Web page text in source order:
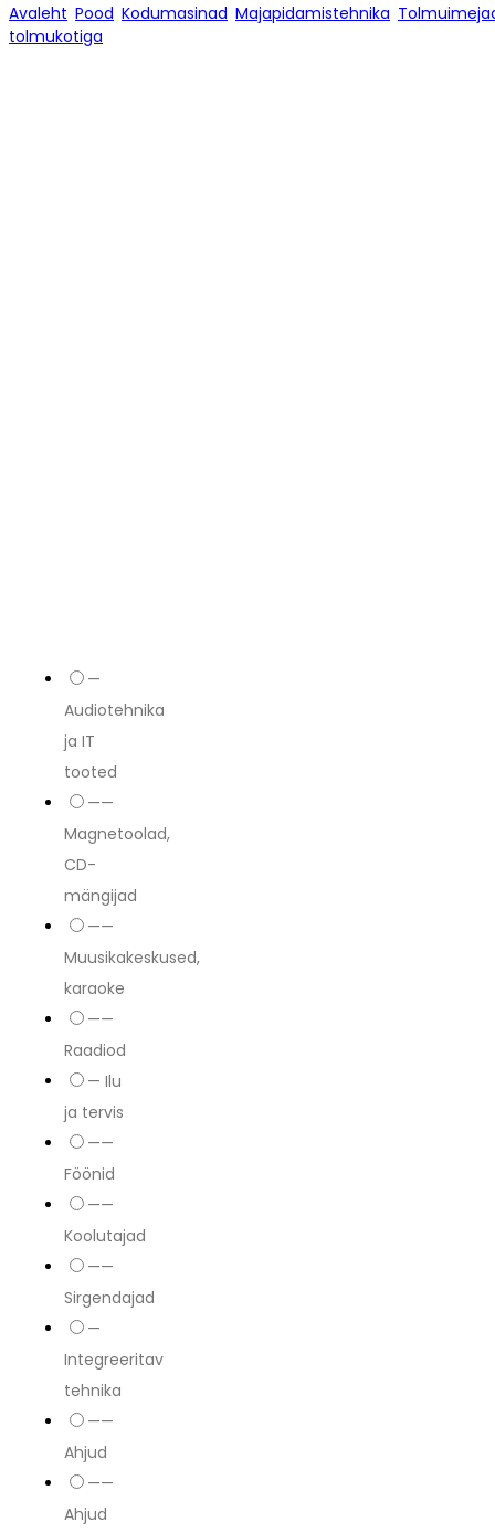
Avaleht Pood Kodumasinad Majapidamistehnika
tolmukotiga
—
Audiotehnika
ja IT
tooted
——
Magnetoolad,
CD-
mängijad
——
Muusikakeskused,
karaoke
——
Raadiod
— Ilu
ja tervis
——
Föönid
——
Koolutajad
——
Sirgendajad
—
Integreeritav
tehnika
——
Ahjud
——
Ahjud